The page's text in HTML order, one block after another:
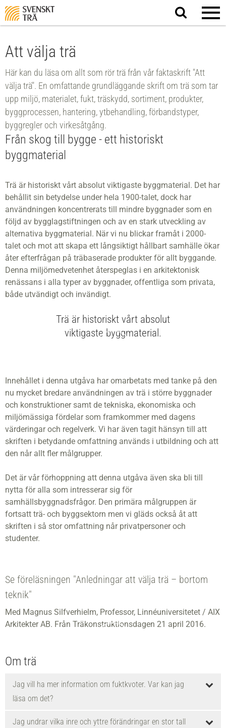
Sök
på
Att välja trä
Här kan du läsa om allt som rör trä från vår faktaskrift "Att
välja trä". En omfattande grundläggande skrift om trä som tar
upp miljö, materialet, fukt, träskydd, sortiment, produkter,
byggprocessen, hantering, ytbehandling, förbandstyper,
byggregler och virkesåtgång.
Från skog till bygge - ett historiskt
byggmaterial
Trä är historiskt vårt absolut viktigaste byggmaterial. Det har
behållit sin betydelse under hela 1900-talet, dock har
användningen koncentrerats till mindre byggnader som en
följd av bygglagstiftningen och av en stark utveckling av
alternativa byggmaterial. När vi nu blickar framåt i 2000-
talet och mot att skapa ett långsiktigt hållbart samhälle ökar
åter efterfrågan på träbaserade produkter för allt byggande.
Denna miljömedvetenhet återspeglas i en arkitektonisk
renässans i alla typer av byggnader, offentliga som privata,
både utvändigt och invändigt.
Trä är historiskt vårt absolut
viktigaste byggmaterial.
Innehållet i denna utgåva har omarbetats med tanke på den
nu mycket bredare användningen av trä i större byggnader
och konstruktioner samt de tekniska, ekonomiska och
miljömässiga fördelar som framkommer med dagens
värderingar och regelverk. Vi har även tagit hänsyn till att
skriften i betydande omfattning används i utbildning och att
den når allt fler målgrupper.
Det är vår förhoppning att denna utgåva även ska bli till
nytta för alla som intresserar sig för
samhällsbyggnadsfrågor. Den primära målgruppen är
fortsatt trä- och byggsektorn men vi gläds också åt att
skriften i så stor omfattning når privatpersoner och
studenter.
Se föreläsningen "Anledningar att välja trä – bortom
teknik"
Med Magnus Silfverhielm, Professor, Linnéuniversitetet / AIX
Arkitekter AB. Från Träkonstruktionsdagen 21 april 2016.
Om trä
Jag vill ha mer information om fuktkvoter. Var kan jag
läsa om det?
Jag undrar vilka inre och yttre förändringar en stor tall